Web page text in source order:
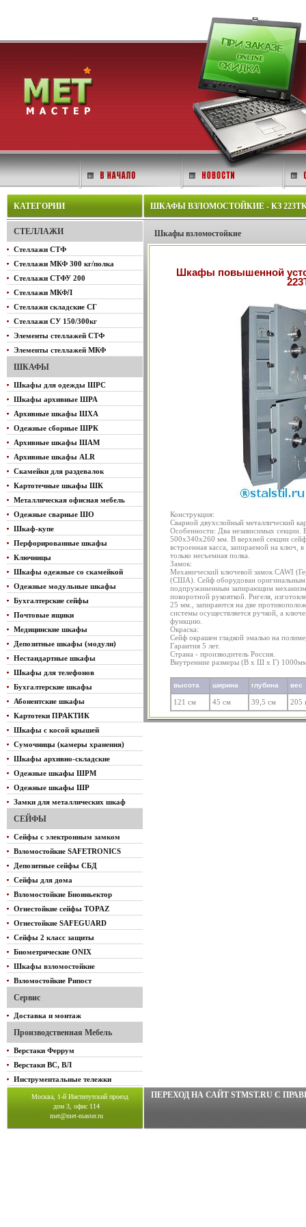
КАТЕГОРИИ
СТЕЛЛАЖИ
Стеллажи СТФ
Стеллажи МКФ 300 кг/полка
Стеллажи СТФУ 200
Стеллажи МКФЛ
Стеллажи складские СГ
Стеллажи СУ 150/300кг
Элементы стеллажей СТФ
Элементы стеллажей МКФ
ШКАФЫ
Шкафы для одежды ШРС
Шкафы архивные ШРА
Архивные шкафы ШХА
Одежные сборные ШРК
Архивные шкафы ШАМ
Архивные шкафы ALR
Скамейки для раздевалок
Картотечные шкафы ШК
Металлическая офисная мебель
Одежные сварные ШО
Шкаф-купе
Перфорированные шкафы
Ключницы
Шкафы одежные со скамейкой
Одежные модульные шкафы
Бухгалтерские сейфы
Почтовые ящики
Медицинские шкафы
Депозитные шкафы (модули)
Нестандартные шкафы
Шкафы для телефонов
Бухгалтерские шкафы
Абонентские шкафы
Картотеки ПРАКТИК
Шкафы с косой крышей
Сумочницы (камеры хранения)
Шкафы архивно-складские
Одежные шкафы ШРМ
Одежные шкафы ШР
Замки для металлических шкаф
СЕЙФЫ
Сейфы с электронным замком
Взломостойкие SAFETRONICS
Депозитные сейфы СБД
Сейфы для дома
Взломостойкие Биоиньектор
Огнестойкие сейфы TOPAZ
Огнестойкие SAFEGUARD
Сейфы 2 класс защиты
Биометрические ONIX
Шкафы взломостойкие
Взломостойкие Рипост
Сервис
Доставка и монтаж
Производственная Мебель
Верстаки Феррум
Верстаки ВС, ВЛ
Инструментальные тележки
ШКАФЫ ВЗЛОМОСТОЙКИЕ - КЗ
Шкафы взломостойкие
Шкафы повышенной
Конструкция:
Сварной двухслойный металлический
Особенности: Два независимых секции.
500х340х260 мм. В верхней секции
встроенная касса, запираемой на ключ,
только несъемная полка.
Замок:
Механический ключевой замок СAWI
(США). Сейф оборудован
подпружиненным запирающим
поворотной рукояткой. Ригеля,
25 мм., запираются на две
системы осуществляется ручкой, а
функцию.
Окраска:
Сейф окрашен гладкой эмалью на
Гарантия 5 лет.
Страна - производитель Россия.
Внутренние размеры (В х Ш х Г)
высота ширина глубина вес
121 см 45 см 39,5 см 205
Москва, 1-й Институтский проезд
дом 3, офис 114
met@met-master.ru
ПЕРЕХОД НА САЙТ STMST.RU C